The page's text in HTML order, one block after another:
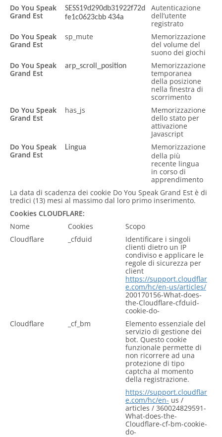
Do You Speak
Grand Est
SESS19d290db31922f72d
fe1c0623cbb 434a
Autenticazione
dell’utente
registrato
Do You Speak
Grand Est
sp_mute
Memorizzazione
del volume del
suono dei giochi
Do You Speak
Grand Est
arp_scroll_position
Memorizzazione
temporanea
della posizione
nella finestra di
scorrimento
Do You Speak
Grand Est
has_js
Memorizzazione
dello stato per
attivazione
Javascript
Do You Speak
Grand Est
Lingua
Memorizzazione
della più
recente lingua
in corso di
apprendimento
La data di scadenza dei cookie Do You Speak Grand Est è di
tredici (13) mesi al massimo dal loro primo inserimento.
Cookies CLOUDFLARE:
Nome
Cookies
Scopo
Cloudflare
_cfduid
Identificare i singoli
clienti dietro un IP
condiviso e applicare le
regole di sicurezza per
client
https://support.cloudflar
e.com/hc/en-us/articles/
200170156-What-does-
the-Cloudflare-cfduid-
cookie-do-
Cloudflare
_cf_bm
Elemento essenziale del
servizio di gestione dei
bot. Questo cookie
funzionale permette di
non ricorrere ad una
protezione di tipo
captcha al momento
della registrazione.
https://support.cloudflar
e.com/hc/en- us /
articles / 360024829591-
What-does-the-
Cloudflare-cf-bm-cookie-
do-